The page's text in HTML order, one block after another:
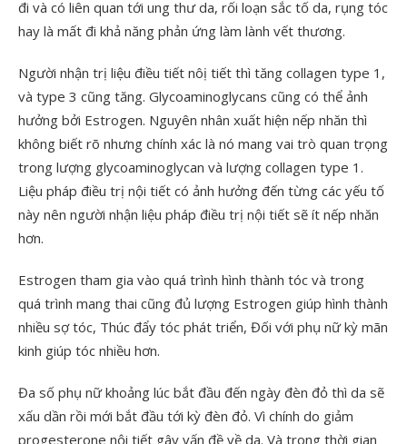
đi và có liên quan tới ung thư da, rối loạn sắc tố da, rụng tóc
hay là mất đi khả năng phản ứng làm lành vết thương.
Người nhận trị liệu điều tiết nôị tiết thì tăng collagen type 1,
và type 3 cũng tăng. Glycoaminoglycans cũng có thể ảnh
hưởng bởi Estrogen. Nguyên nhân xuất hiện nếp nhăn thì
không biết rõ nhưng chính xác là nó mang vai trò quan trọng
trong lượng glycoaminoglycan và lượng collagen type 1.
Liệu pháp điều trị nội tiết có ảnh hưởng đến từng các yếu tố
này nên người nhận liệu pháp điều trị nội tiết sẽ ít nếp nhăn
hơn.
Estrogen tham gia vào quá trình hình thành tóc và trong
quá trình mang thai cũng đủ lượng Estrogen giúp hình thành
nhiều sợ tóc, Thúc đẩy tóc phát triển, Đối với phụ nữ kỳ mãn
kinh giúp tóc nhiều hơn.
Đa số phụ nữ khoảng lúc bắt đầu đến ngày đèn đỏ thì da sẽ
xấu dần rồi mới bắt đầu tới kỳ đèn đỏ. Vì chính do giảm
progesterone nội tiết gây vấn đề về da. Và trong thời gian